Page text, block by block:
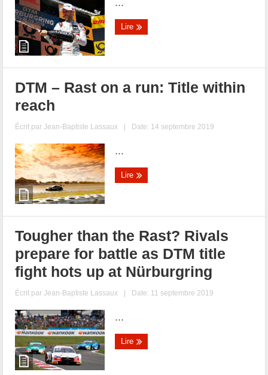
Lire
DTM – Rast on a run: Title within
reach
Écrit parJean-Baptiste Lassaux | Date: 14 septembre 2019
...
Lire
Tougher than the Rast? Rivals
prepare for battle as DTM title
fight hots up at Nürburgring
Écrit parJean-Baptiste Lassaux | Date: 11 septembre 2019
...
Lire